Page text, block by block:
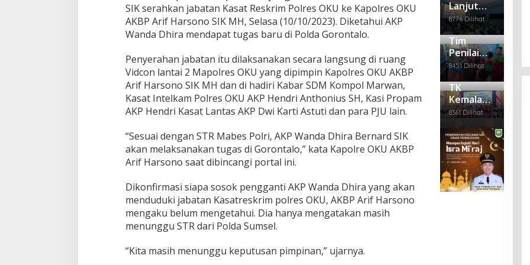
SIK serahkan jabatan Kasat Reskrim Polres OKU ke Kapolres OKU
AKBP Arif Harsono SIK MH, Selasa (10/10/2023). Diketahui AKP
Wanda Dhira mendapat tugas baru di Polda Gorontalo.
Penyerahan jabatan itu dilaksanakan secara langsung di ruang
Vidcon lantai 2 Mapolres OKU yang dipimpin Kapolres OKU AKBP
Arif Harsono SIK MH dan di hadiri Kabar SDM Kompol Marwan,
Kasat Intelkam Polres OKU AKP Hendri Anthonius SH, Kasi Propam
AKP Hendri Kasat Lantas AKP Dwi Karti Astuti dan para PJU lain.
“Sesuai dengan STR Mabes Polri, AKP Wanda Dhira Bernard SIK
akan melaksanakan tugas di Gorontalo,” kata Kapolre OKU AKBP
Arif Harsono saat dibincangi portal ini.
Dikonfirmasi siapa sosok pengganti AKP Wanda Dhira yang akan
menduduki jabatan Kasatreskrim polres OKU, AKBP Arif Harsono
mengaku belum mengetahui. Dia hanya mengatakan masih
menunggu STR dari Polda Sumsel.
“Kita masih menunggu keputusan pimpinan,” ujarnya.
mse
l
Nya
mbi
Bag
i –
Bag
i
Pak
et
Se
mb
ako
ar
Sen
am
Seh
at
mai
di
Heb
ohk
an
Pen
em
uan
Ma
yat
Ter
gan
tun
g
es
OKU
Lak
uka
n
Pen
gga
lan
gan
Kep
ada
Nar
api
dan
a
Rut
Lanjut
MOu, SDN
11 dan
Puskesm
as
Kemalaraj
a Gelar
Pembinaa
n
8776 Dilihat
Tim
Penilai
Adiwiyata
Tingkat
Mandiri
Ke SDN
11 OKU
8451 Dilihat
TK
Kemala
Bhayangk
ari 15
OKU
Adakan
Pentas
Seni dan
Pelepasa
n Siswa
8361 Dilihat
Empat Anggota PWI Sumsel
Dipecat, Satu Mengundurkan Diri
Di Berita Daerah, Politik | Februari 28, 2025